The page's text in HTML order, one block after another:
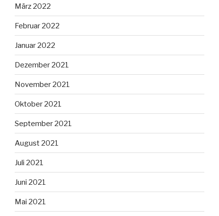
März 2022
Februar 2022
Januar 2022
Dezember 2021
November 2021
Oktober 2021
September 2021
August 2021
Juli 2021
Juni 2021
Mai 2021